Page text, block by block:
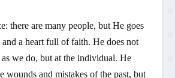
there are many people, but He goes
and a heart full of faith. He does not
we do, but at the individual. He
wounds and mistakes of the past, but